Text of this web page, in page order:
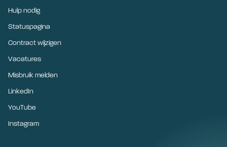
Hulp nodig
Statuspagina
Contract wijzigen
Vacatures
Misbruik melden
LinkedIn
YouTube
Instagram